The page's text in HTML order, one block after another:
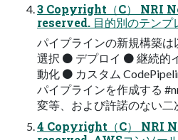
3 Copyright（C） NRI
reserved. 目的別のテンプ
パイプラインの新規構築
選択 ⚫ デプロイ ⚫ 継続的
動化 ⚫ カスタム
パイプラインを作成する
変等、および許諾のない二
4 Copyright（C） NRI